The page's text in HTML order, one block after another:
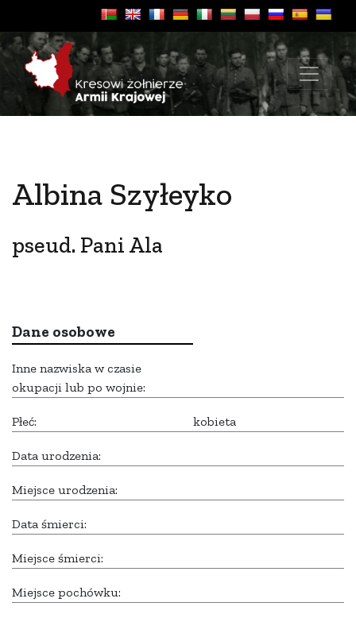
Albina Szyłeyko
pseud. Pani Ala
Dane osobowe
Inne nazwiska w czasie
okupacji lub po wojnie:
Płeć: kobieta
Data urodzenia:
Miejsce urodzenia:
Data śmierci:
Miejsce śmierci:
Miejsce pochówku: